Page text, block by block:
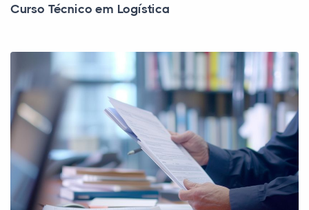
Curso Técnico em Logística